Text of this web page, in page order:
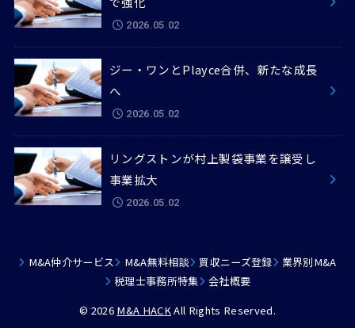
2026.05.02
ジー・ワンとPlayce合併、新たな成長
へ
2026.05.02
リングストンが村上製袋事業を譲受し
事業拡大
2026.05.02
M&A仲介サービス M&A無料相談 買収ニーズ登録
業界別M&A
税理士事務所特集
会社概要
© 2026 M&A HACKAll Rights Reserved.